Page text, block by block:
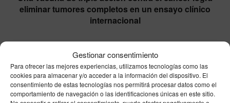
Gestionar consentimiento
Para ofrecer las mejores experiencias, utilizamos tecnologías como las
cookies para almacenar y/o acceder a la información del dispositivo. El
consentimiento de estas tecnologías nos permitirá procesar datos como el
comportamiento de navegación o las identificaciones únicas en este sitio.
eliminar tumores completos en un ensayo clínico
internacional
OtrasNoticias